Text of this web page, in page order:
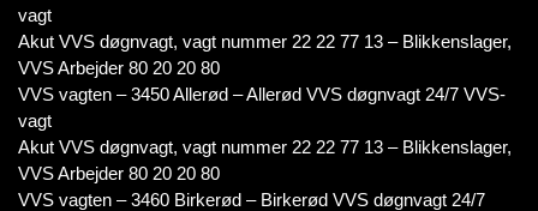
vagt
Akut VVS døgnvagt, vagt nummer 22 22 77 13 – Blikkenslager,
VVS Arbejder 80 20 20 80
VVS vagten – 3450 Allerød – Allerød VVS døgnvagt 24/7 VVS-
vagt
Akut VVS døgnvagt, vagt nummer 22 22 77 13 – Blikkenslager,
VVS Arbejder 80 20 20 80
VVS vagten – 3460 Birkerød – Birkerød VVS døgnvagt 24/7